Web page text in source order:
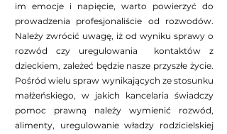
im emocje i napięcie, warto powierzyć do
prowadzenia profesjonaliście od rozwodów.
Należy zwrócić uwagę, iż od wyniku sprawy o
rozwód czy uregulowania kontaktów z
dzieckiem, zależeć będzie nasze przyszłe życie.
Pośród wielu spraw wynikających ze stosunku
małżeńskiego, w jakich kancelaria świadczy
pomoc prawną należy wymienić rozwód,
alimenty, uregulowanie władzy rodzicielskiej